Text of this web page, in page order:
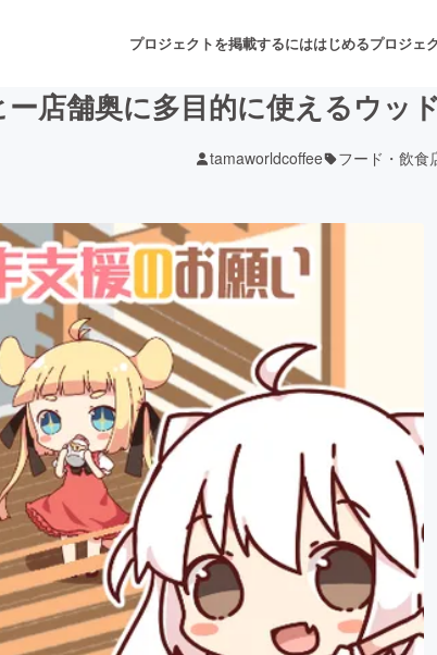
プロジェクトを掲載するにははじめるプロジェ
音楽 舞台
ゲーム・サービス開発 フー
書籍・雑誌出版
チャレンジ ビュ
CAMPFIRE for Social Good
CAMPFIRE
CAMPFIREふるさと納税machi-yaコミュ
店舗奥に多目的に使えるウッ
tamaworldcoffee フード・飲食